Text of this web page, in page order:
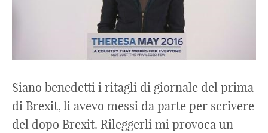
Siano benedetti i ritagli di giornale del prima
di Brexit, li avevo messi da parte per scrivere
del dopo Brexit. Rileggerli mi provoca un